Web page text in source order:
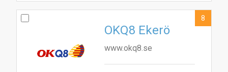
OKQ8 Ekerö
www.okq8.se
8